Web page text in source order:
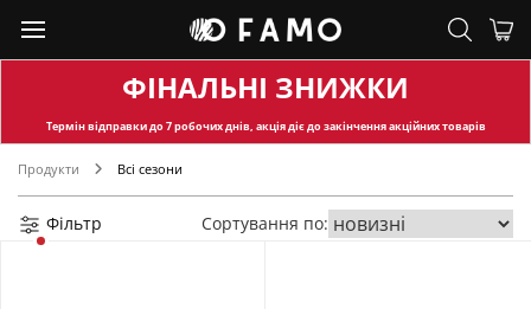
ФІНАЛЬНІ ЗНИЖКИ
Термін відправкидо 7 робочих днів, акція діє до закінчення акційних товарів
Продукти Всі сезони
Фільтр Сортування по: